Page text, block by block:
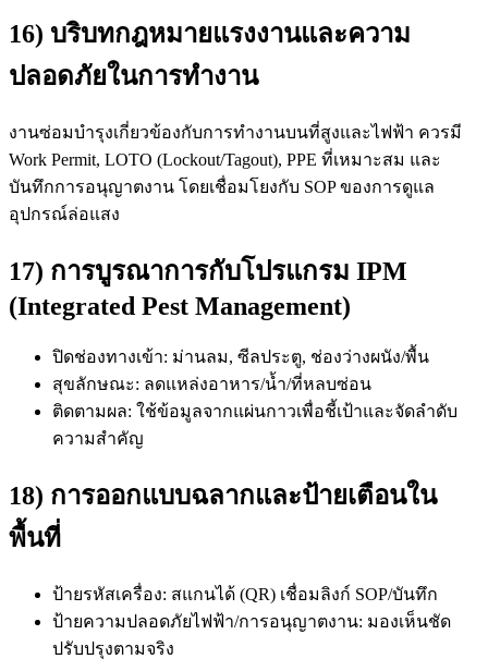
16) บริบทกฎหมายแรงงานและความ
ปลอดภัยในการทำงาน
งานซ่อมบำรุงเกี่ยวข้องกับการทำงานบนที่สูงและไฟฟ้า ควรมี
Work Permit, LOTO (Lockout/Tagout), PPE ที่เหมาะสม และ
บันทึกการอนุญาตงาน โดยเชื่อมโยงกับ SOP ของการดูแล
อุปกรณ์ล่อแสง
17) การบูรณาการกับโปรแกรม IPM
(Integrated Pest Management)
ปิดช่องทางเข้า: ม่านลม, ซีลประตู, ช่องว่างผนัง/พื้น
สุขลักษณะ: ลดแหล่งอาหาร/น้ำ/ที่หลบซ่อน
ติดตามผล: ใช้ข้อมูลจากแผ่นกาวเพื่อชี้เป้าและจัดลำดับ
ความสำคัญ
18) การออกแบบฉลากและป้ายเตือนใน
พื้นที่
ป้ายรหัสเครื่อง: สแกนได้ (QR) เชื่อมลิงก์ SOP/บันทึก
ป้ายความปลอดภัยไฟฟ้า/การอนุญาตงาน: มองเห็นชัด
ปรับปรุงตามจริง